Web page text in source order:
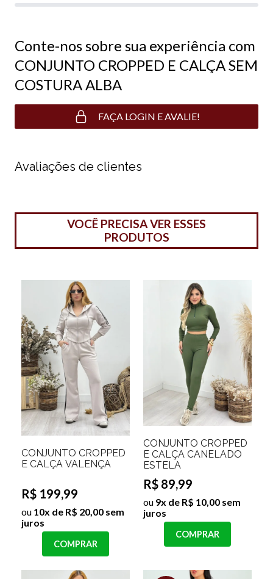
Conte-nos sobre sua experiência com
CONJUNTO CROPPED E CALÇA SEM
COSTURA ALBA
FAÇA LOGIN E AVALIE!
Avaliações de clientes
VOCÊ PRECISA VER ESSES
PRODUTOS
CONJUNTO CROPPED
E CALÇA VALENÇA
R$ 199,99
ou 10x de R$ 20,00 sem
juros
COMPRAR
CONJUNTO CROPPED
E CALÇA CANELADO
ESTELA
R$ 89,99
ou 9x de R$ 10,00 sem
juros
COMPRAR